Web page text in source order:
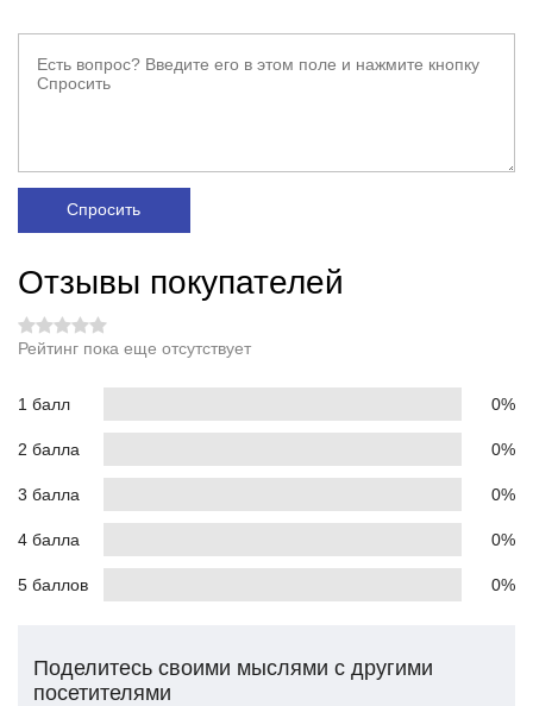
Спросить
Отзывы покупателей
Рейтинг пока еще отсутствует
1 балл 0%
2 балла 0%
3 балла 0%
4 балла 0%
5 баллов 0%
Поделитесь своими мыслями с другими
посетителями